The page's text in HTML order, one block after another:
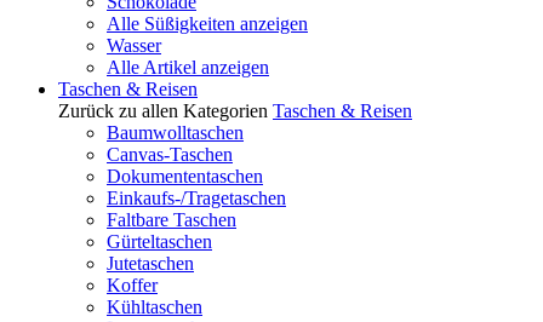
Alle Süßigkeiten anzeigen
Wasser
Alle Artikel anzeigen
Taschen & Reisen
Zurück zu allen Kategorien Taschen & Reisen
Baumwolltaschen
Canvas-Taschen
Dokumententaschen
Einkaufs-/Tragetaschen
Faltbare Taschen
Gürteltaschen
Jutetaschen
Koffer
Kühltaschen